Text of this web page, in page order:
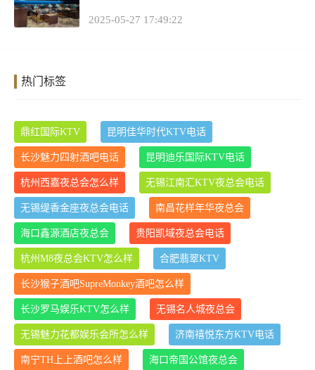
2025-05-27 17:49:22
热门标签
鼎红国际KTV 昆明佳华时代KTV电话
长沙魅力四射酒吧电话 昆明迪乐国际KTV电话
杭州西嘉夜总会怎么样 无锡江南汇KTV夜总会电话
无锡缇香金座夜总会电话 南昌花样年华夜总会
海口鑫源酒店夜总会 贵阳凯域夜总会电话
杭州M8夜总会KTV怎么样 合肥翡翠KTV
长沙猴子酒吧SupreMonkey酒吧怎么样
长沙罗马娱乐KTV怎么样 无锡名人城夜总会
无锡魅力花都娱乐会所怎么样 济南禧悦东方KTV电话
南宁TH上上酒吧怎么样 海口帝国公馆夜总会